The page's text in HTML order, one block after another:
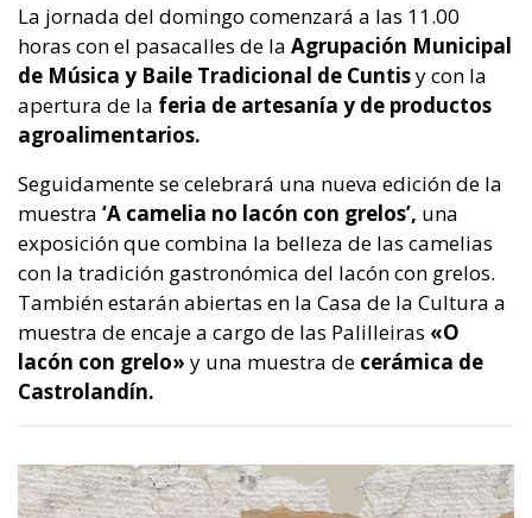
La jornada del domingo comenzará a las 11.00
horas con el pasacalles de la Agrupación Municipal
de Música y Baile Tradicional de Cuntisy con la
apertura de la feria de artesanía y de productos
agroalimentarios.
Seguidamente se celebrará una nueva edición de la
muestra ‘A camelia no lacón con grelos’, una
exposición que combina la belleza de las camelias
con la tradición gastronómica del lacón con grelos.
También estarán abiertas en la Casa de la Cultura a
muestra de encaje a cargo de las Palilleiras «O
lacón con grelo» y una muestra de cerámica de
Castrolandín.